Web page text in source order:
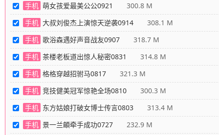
手机 萌女孩爱最美公公0921
300.8 M
手机 大叔刘俊杰上演惊天逆袭0914 308.1 M
手机 歌浴森遇好声音战友0907 318.7 M
手机 茶楼老板道出惊人秘密0831
314.8 M
手机 格格穿越招驸马0817 321.3 M
手机 竞技健美冠军惊艳全场0810 300.3 M
手机 东方姑娘打破女博士传言0803 313.4 M
手机 景一兰頔牵手成功0727 232.9 M